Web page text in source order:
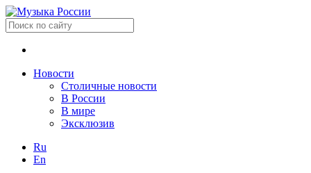
Новости
Столичные новости
В России
В мире
Эксклюзив
Ru
En